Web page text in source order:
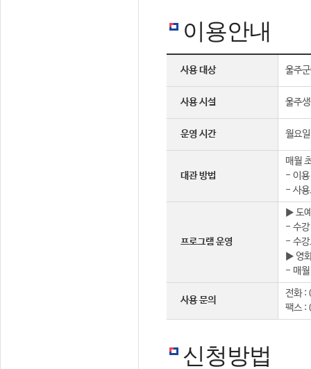
이용안내
사용 대상 울주
사용 시설 울주
운영 시간 월요
대관 방법
매월
- 이용
- 사용
프로그램 운영
▶ 도
- 수강
- 수강
▶ 영
- 매월
사용 문의
전화
팩스
신청방법